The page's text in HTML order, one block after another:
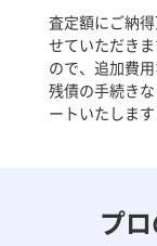
査定額にご納
せていただき
ので、追加費
残債の手続き
ートいたします
プ